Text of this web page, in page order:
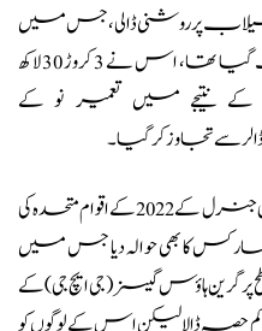
کے تباہ کن سیلاب پر روشنی ڈالی، جس میں
پاکستان کا ایک تہائی حصہ ڈوب گیا تھا، اس نے 3 کروڑ 30 لاکھ
نتیجے میں تعمیر نو کے
انہوں نے اقوام متحدہ کے سیکریٹری جنرل کے 2022 کے اقوام متحدہ کی
کا بھی حوالہ دیا جس میں
پر گرین ہاؤس گیسز (جی ایچ جی) کے